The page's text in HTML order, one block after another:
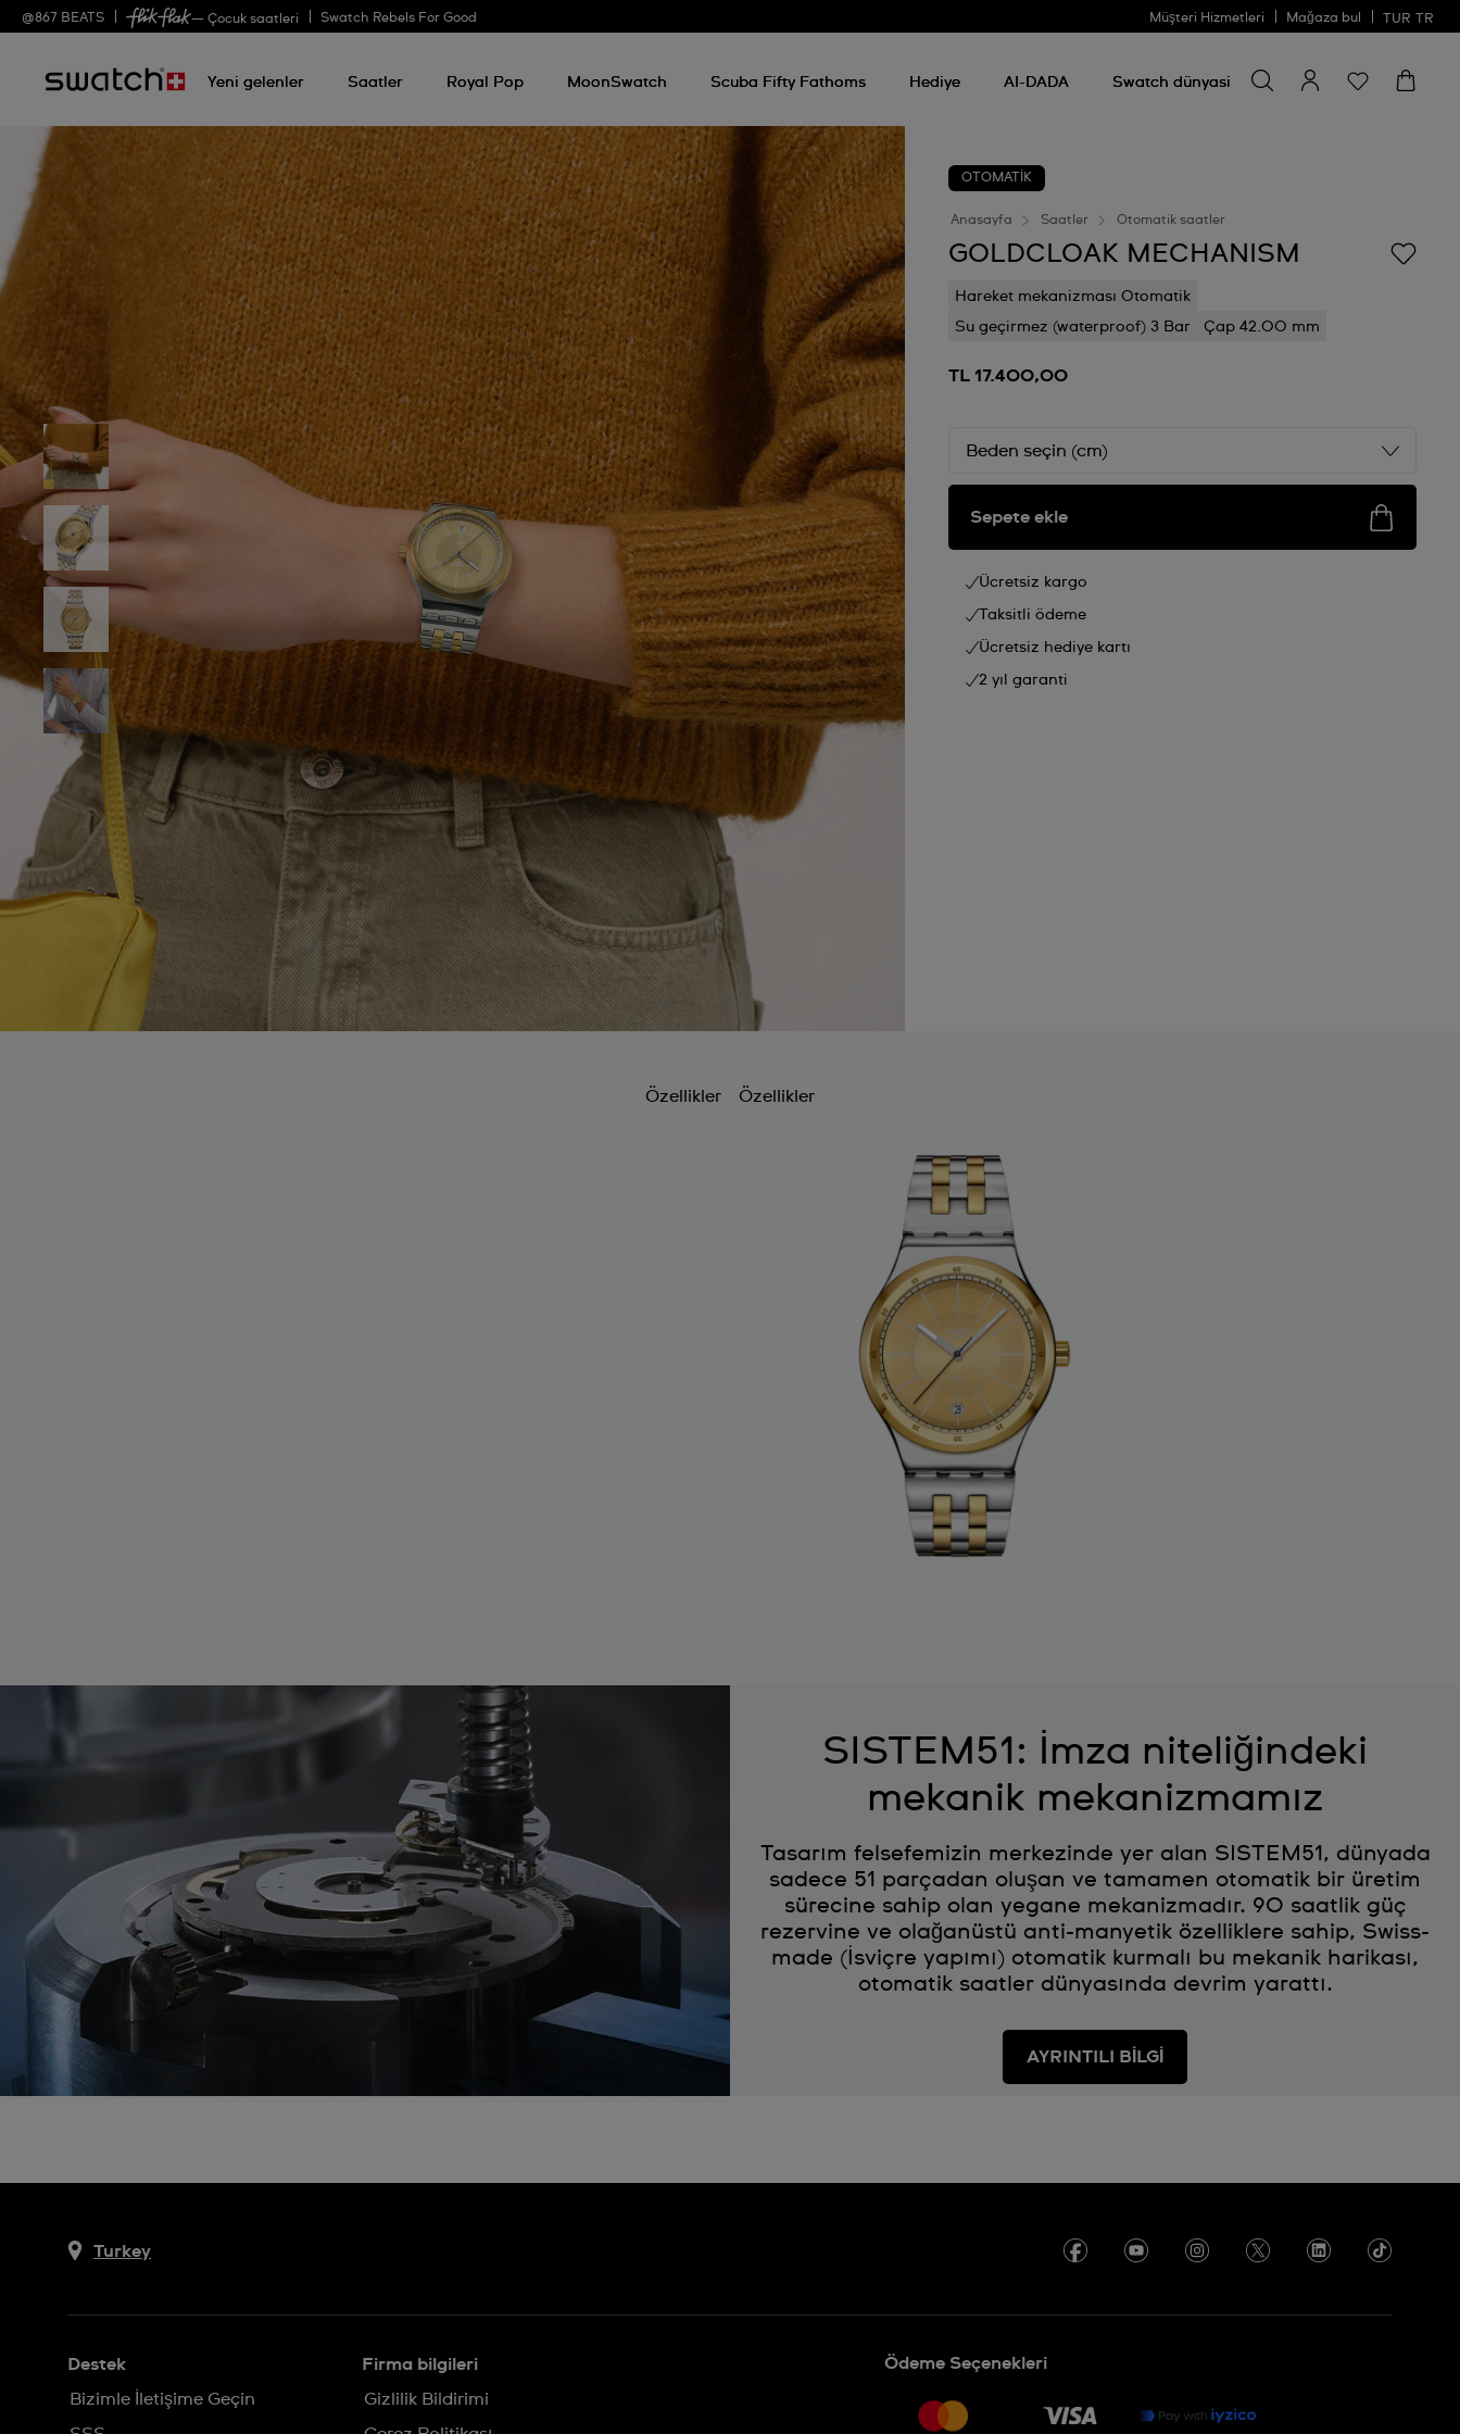
@867 BEATS — Çocuk saatleri Swatch Rebels For Good Müşteri Hizmetleri Mağaza bul TUR TR
Yeni gelenler Saatler Royal Pop MoonSwatch Scuba Fifty Fathoms Hediye AI-DADA Swatch dünyasi
şey
ara
Bir şey ara
OTOMATİK
Anasayfa Saatler Otomatik saatler
GOLDCLOAK MECHANISM
Hareket mekanizması Otomatik
Su geçirmez (waterproof) 3 Bar
Çap 42.00 mm
TL 17.400,00
Beden seçin (cm)
Sepete ekle
Ücretsiz kargo
Taksitli ödeme
Ücretsiz hediye kartı
2 yıl garanti
Özellikler Özellikler
SISTEM51: İmza niteliğindeki
mekanik mekanizmamız
Tasarım felsefemizin merkezinde yer alan SISTEM51, dünyada
sadece 51 parçadan oluşan ve tamamen otomatik bir üretim
sürecine sahip olan yegane mekanizmadır. 90 saatlik güç
rezervine ve olağanüstü anti-manyetik özelliklere sahip, Swiss-
made (İsviçre yapımı) otomatik kurmalı bu mekanik harikası,
otomatik saatler dünyasında devrim yarattı.
AYRINTILI BİLGİ
Turkey
Destek
Bizimle İletişime Geçin
Firma bilgileri
Gizlilik Bildirimi
Ödeme Seçenekleri